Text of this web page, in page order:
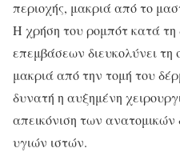
περιοχής, μακριά από το
Η χρήση του ρομπότ κατά
επεμβάσεων διευκολύνει
μακριά από την τομή του
δυνατή η αυξημένη
απεικόνιση των ανατομικών
υγιών ιστών.